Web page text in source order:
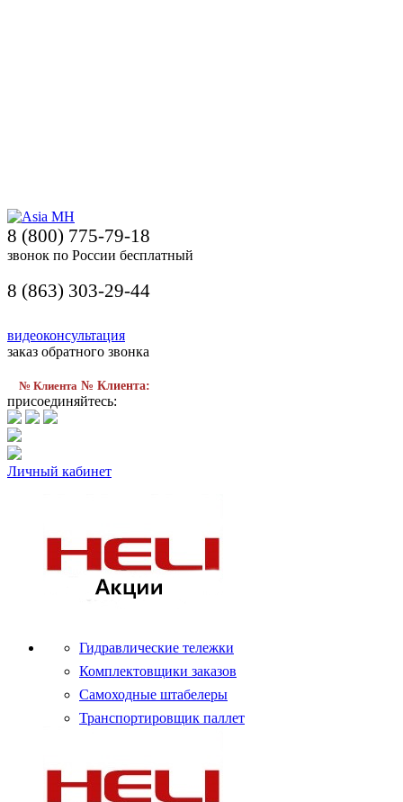
8 (800) 775-79-18
звонок по России бесплатный
8 (863) 303-29-44
видеоконсультация
заказ обратного звонка
№ Клиента № Клиента:
присоединяйтесь:
Личный кабинет
Гидравлические тележки
Комплектовщики заказов
Самоходные штабелеры
Транспортировщик паллет